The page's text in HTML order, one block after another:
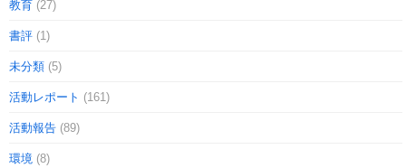
教育 (27)
書評 (1)
未分類 (5)
活動レポート (161)
活動報告 (89)
環境 (8)